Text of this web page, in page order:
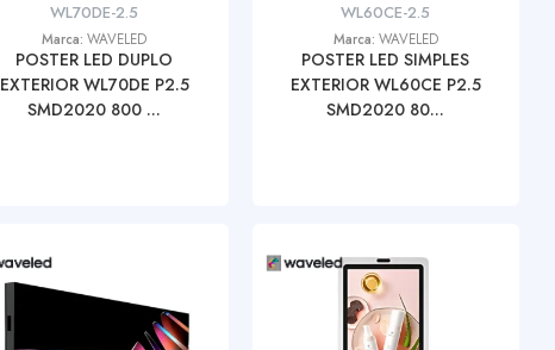
WL70DE-2.5
Marca:WAVELED
POSTER LED DUPLO
EXTERIOR WL70DE P2.5
SMD2020 800 ...
WL60CE-2.5
Marca: WAVELED
POSTER LED SIMPLES
EXTERIOR WL60CE P2.5
SMD2020 80...